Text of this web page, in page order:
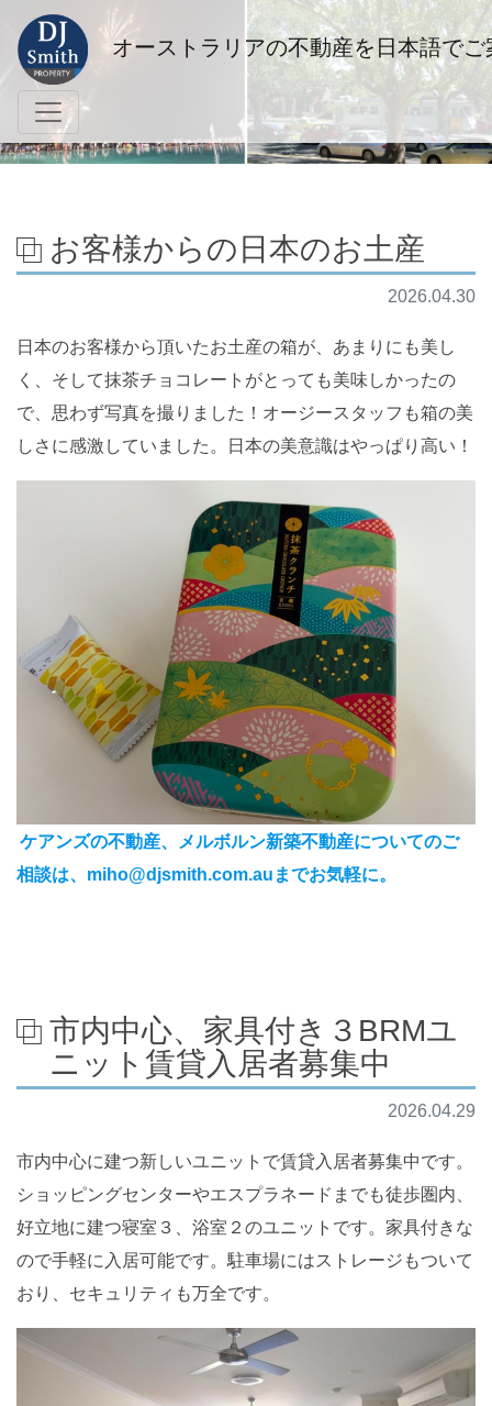
オーストラリアの不動産を日本語でご
お客様からの日本のお土産
2026.04.30
日本のお客様から頂いたお土産の箱が、あまりにも美し
く、そして抹茶チョコレートがとっても美味しかったの
で、思わず写真を撮りました！オージースタッフも箱の美
しさに感激していました。日本の美意識はやっぱり高い！
ケアンズの不動産、メルボルン新築不動産についてのご
相談は、miho@djsmith.com.auまでお気軽に。
市内中心、家具付き３BRMユ
ニット賃貸入居者募集中
2026.04.29
市内中心に建つ新しいユニットで賃貸入居者募集中です。
ショッピングセンターやエスプラネードまでも徒歩圏内、
好立地に建つ寝室３、浴室２のユニットです。家具付きな
ので手軽に入居可能です。駐車場にはストレージもついて
おり、セキュリティも万全です。